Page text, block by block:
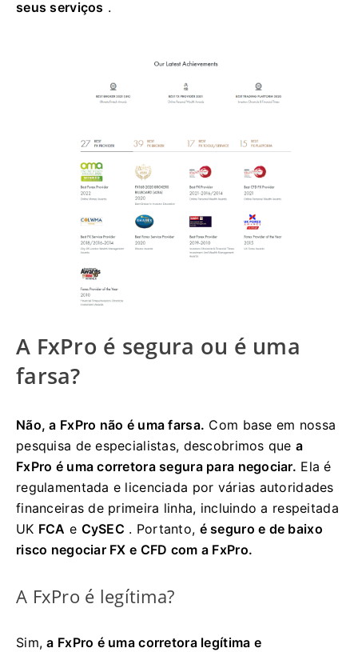
seus serviços .
A FxPro é segura ou é uma
farsa?
Não, a FxPro não é uma farsa. Com base em nossa
pesquisa de especialistas, descobrimos quea
FxPro é uma corretora segura para negociar. Ela é
regulamentada e licenciada por várias autoridades
financeiras de primeira linha, incluindo a respeitada
UK FCA e CySEC . Portanto, é seguro e de baixo
risco negociar FX e CFD com a FxPro.
A FxPro é legítima?
Sim,a FxPro é uma corretora legítima e